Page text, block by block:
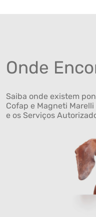
Onde
Saiba onde existem
Cofap e Magneti Marelli
e os Serviços